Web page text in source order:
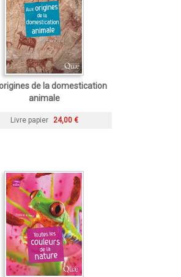
de la domestication
animale
Livre papier 24,00 €